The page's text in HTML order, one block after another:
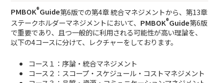
PMBOK®Guide第6版での第4章 統合マネジメントから、第13章
ステークホルダーマネジメントにおいて、 PMBOK®Guide第6版
で重要であり、且つ一般的に利用される可能性が高い理論を、
以下の4コースに分けて、レクチャーをしております。
コース１：序論・統合マネジメント
コース２：スコープ・スケジュール・コストマネジメント